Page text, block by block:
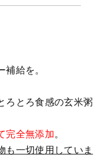
給を。
ろとろ食感の玄米粥
完全無添加。
も一切使用していま